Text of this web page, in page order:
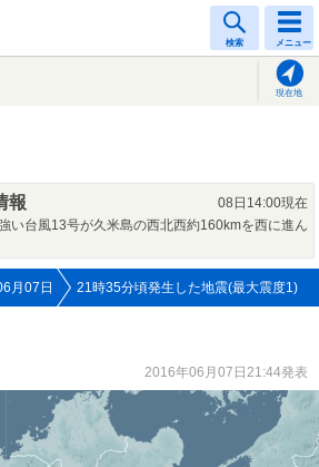
検索 メニュー
現在地
報
08日14:00現在
い台風13号が久米島の西北西約160kmを西に進ん
月07日 21時35分頃発生した地震(最大震度1)
2016年06月07日21:44発表